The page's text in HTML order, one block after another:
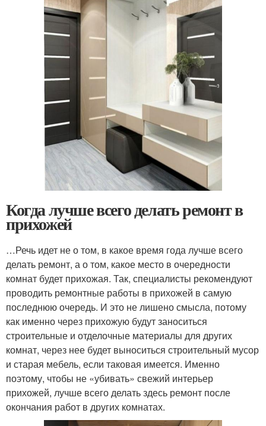
Когда лучше всего делать ремонт в
прихожей
…Речь идет не о том, в какое время года лучше всего
делать ремонт, а о том, какое место в очередности
комнат будет прихожая. Так, специалисты рекомендуют
проводить ремонтные работы в прихожей в самую
последнюю очередь. И это не лишено смысла, потому
как именно через прихожую будут заноситься
строительные и отделочные материалы для других
комнат, через нее будет выноситься строительный мусор
и старая мебель, если таковая имеется. Именно
поэтому, чтобы не «убивать» свежий интерьер
прихожей, лучше всего делать здесь ремонт после
окончания работ в других комнатах.